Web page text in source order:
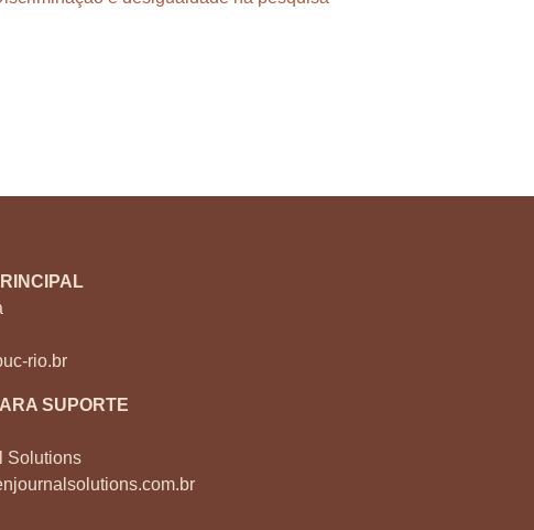
rio.br
SUPORTE
Solutions